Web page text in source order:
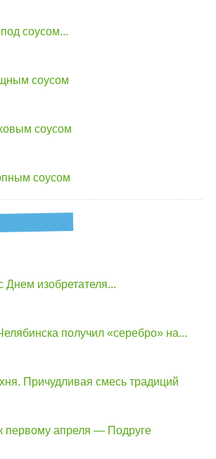
соусом...
соусом
соусом
соусом
Днем изобретателя...
получил «серебро» на...
Причудливая смесь традиций
первому апреля — Подруге